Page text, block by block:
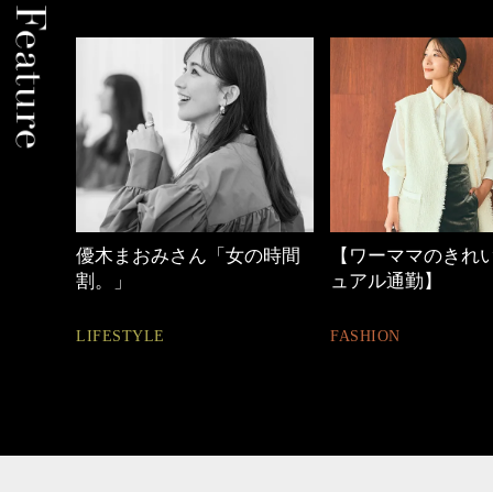
【ワーママのきれいめカジ
ュアル通勤】
FASHION
働く女性のバッグ